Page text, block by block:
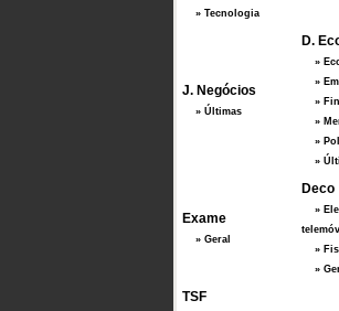
» Tecnologia
J. Negócios
» Últimas
D.
»
»
»
»
»
»
Exame
» Geral
Deco
»
»
»
TSF